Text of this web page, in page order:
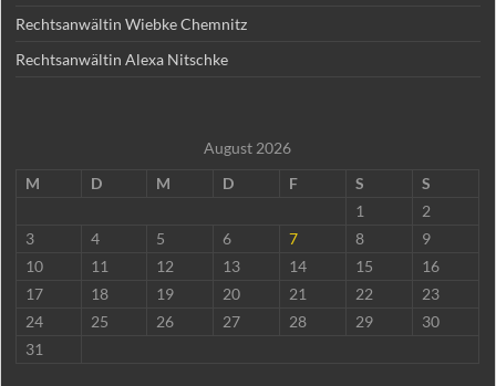
Rechtsanwältin Wiebke Chemnitz
Rechtsanwältin Alexa Nitschke
August 2026
M
D M D F S
S
1
2
3
4 5 6 7 8
9
10
11 12 13 14 15
16
17
18 19 20 21 22
23
24
25 26 27 28 29
30
31